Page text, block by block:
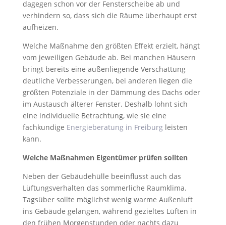
dagegen schon vor der Fensterscheibe ab und
verhindern so, dass sich die Räume überhaupt erst
aufheizen.
Welche Maßnahme den größten Effekt erzielt, hängt
vom jeweiligen Gebäude ab. Bei manchen Häusern
bringt bereits eine außenliegende Verschattung
deutliche Verbesserungen, bei anderen liegen die
größten Potenziale in der Dämmung des Dachs oder
im Austausch älterer Fenster. Deshalb lohnt sich
eine individuelle Betrachtung, wie sie eine
fachkundige Energieberatung in Freiburgleisten
kann.
Welche Maßnahmen Eigentümer prüfen sollten
Neben der Gebäudehülle beeinflusst auch das
Lüftungsverhalten das sommerliche Raumklima.
Tagsüber sollte möglichst wenig warme Außenluft
ins Gebäude gelangen, während gezieltes Lüften in
den frühen Morgenstunden oder nachts dazu